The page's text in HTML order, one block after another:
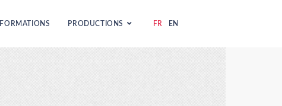
FORMATIONS PRODUCTIONS FR EN